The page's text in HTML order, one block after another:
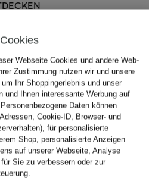
Webseite Cookies und andere Web-
Zustimmung nutzen wir und unsere
Ihr Shoppingerlebnis und unser
und Ihnen interessante Werbung auf
Daten können
Cookie-ID, Browser- und
für personalisierte
Shop, personalisierte Anzeigen
auf unserer Webseite, Analyse
Sie zu verbessern oder zur